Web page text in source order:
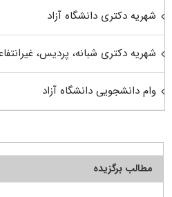
شهریه دکتری دانشگاه آزاد
شهریه دکتری شبانه، پردیس،
وام دانشجویی دانشگاه آزاد
مطالب برگزیده